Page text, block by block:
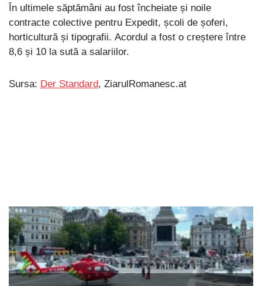
În ultimele săptămâni au fost încheiate și noile
contracte colective pentru Expedit, școli de șoferi,
horticultură și tipografii. Acordul a fost o creștere între
8,6 și 10 la sută a salariilor.
Sursa: Der Standard, ZiarulRomanesc.at